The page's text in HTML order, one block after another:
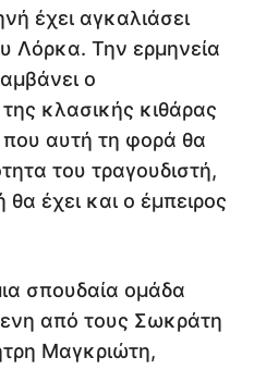
έχει αγκαλιάσει
Λόρκα. Την ερμηνεία
ο
κλασικής κιθάρας
αυτή τη φορά θα
του τραγουδιστή,
έχει και ο έμπειρος
σπουδαία ομάδα
από τους Σωκράτη
Μαγκριώτη,